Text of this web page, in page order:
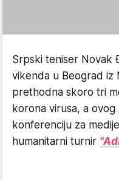
Srpski teniser Novak
vikenda u Beograd iz
prethodna skoro tri
korona virusa, a
konferenciju za
humanitarni turnir